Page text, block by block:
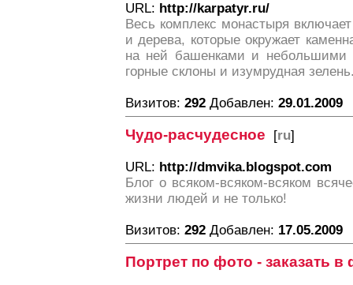
URL: http://karpatyr.ru/
Весь комплекс монастыря
и дерева, которые окружает
на ней башенками и небольшими
горные склоны и изумрудная
Визитов: 292 Добавлен: 29.01.2009
Чудо-расчудесное [ru]
URL: http://dmvika.blogspot.com
Блог о всяком-всяком-всяком
жизни людей и не только!
Визитов: 292 Добавлен: 17.05.2009
Портрет по фото - заказать